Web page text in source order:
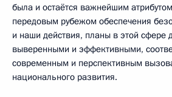
была и остаётся важнейшим атрибутом
передовым рубежом обеспечения
и наши действия, планы в этой сфере
выверенными и эффективными,
современным и перспективным
национального развития.